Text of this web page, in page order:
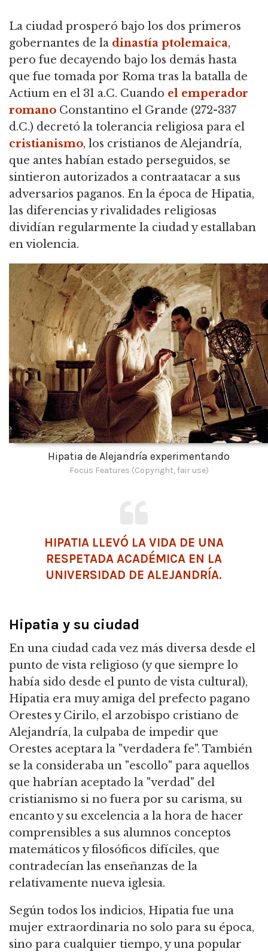
La ciudad prosperó bajo los dos primeros
gobernantes de la dinastía ptolemaica,
pero fue decayendo bajo los demás hasta
que fue tomada por Roma tras la batalla de
Actium en el 31 a.C. Cuando el emperador
romano Constantino el Grande (272-337
d.C.) decretó la tolerancia religiosa para el
cristianismo, los cristianos de Alejandría,
que antes habían estado perseguidos, se
sintieron autorizados a contraatacar a sus
adversarios paganos. En la época de Hipatia,
las diferencias y rivalidades religiosas
dividían regularmente la ciudad y estallaban
en violencia.
Hipatia de Alejandría experimentando
Focus Features (Copyright, fair use)
HIPATIA LLEVÓ LA VIDA DE UNA
RESPETADA ACADÉMICA EN LA
UNIVERSIDAD DE ALEJANDRÍA.
Hipatia y su ciudad
En una ciudad cada vez más diversa desde el
punto de vista religioso (y que siempre lo
había sido desde el punto de vista cultural),
Hipatia era muy amiga del prefecto pagano
Orestes y Cirilo, el arzobispo cristiano de
Alejandría, la culpaba de impedir que
Orestes aceptara la "verdadera fe". También
se la consideraba un "escollo" para aquellos
que habrían aceptado la "verdad" del
cristianismo si no fuera por su carisma, su
encanto y su excelencia a la hora de hacer
comprensibles a sus alumnos conceptos
matemáticos y filosóficos difíciles, que
contradecían las enseñanzas de la
relativamente nueva iglesia.
Según todos los indicios, Hipatia fue una
mujer extraordinaria no solo para su época,
sino para cualquier tiempo, y una popular